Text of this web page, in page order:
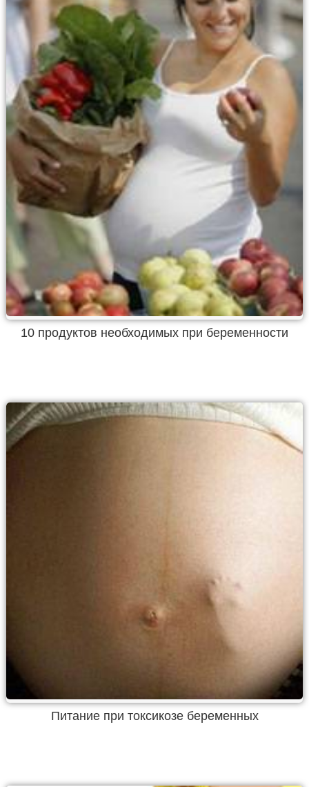
10 продуктов необходимых при беременности
Питание при токсикозе беременных